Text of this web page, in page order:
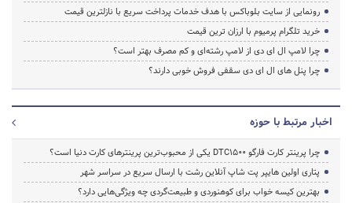
رونمایی از سایت بلوباکس با هدف خدمات پرداخت سریع با نازلترین قیمت
خرید تلگرام پرمیوم با ارزان ترین قیمت
چرا لامپ ال ای دی از لامپ رشته‌ای و کم مصرف بهتر است؟
چرا پنل های ال ای دی سقفی فروش خوبی دارند؟
اخبار مرتبط با حوزه
چرا پرینتر کارت فارگو DTC1500 یکی از محبوب‌ترین پرینترهای کارت دنیا است؟
پتاری اولین هایپر پت شاپ آنلاین رشت با ارسال سریع در سراسر شهر
بهترین کیسه خواب برای کوهنوردی و طبیعت‌گردی چه ویژگی‌هایی دارد؟